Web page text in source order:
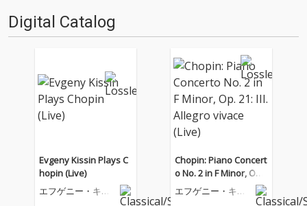
Digital Catalog
Evgeny Kissin Plays C
hopin (Live)
エフゲニー・キー
Chopin: Piano Concert
o No. 2 in F Minor, Op.
21: III. Allegro vivace (Li
ve)
エフゲニー・キー